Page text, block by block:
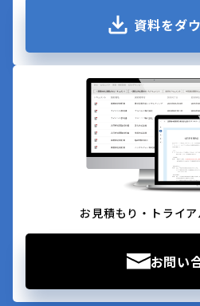
資料をダ
お見積もり・トライ
お問い